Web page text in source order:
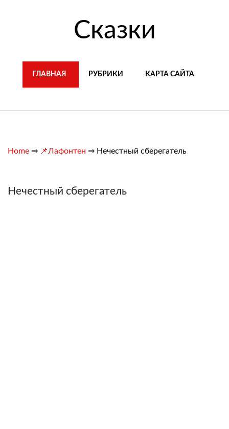
Сказки
ГЛАВНАЯ РУБРИКИ КАРТА САЙТА
Home ⇒ 📌Лафонтен ⇒ Нечестный сберегатель
Нечестный сберегатель